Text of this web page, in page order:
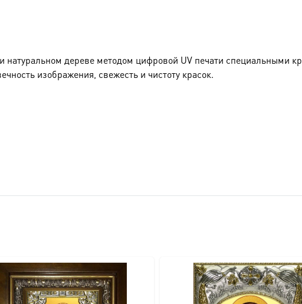
дереве методом цифровой UV печати специальными
изображения, свежесть и чистоту красок.